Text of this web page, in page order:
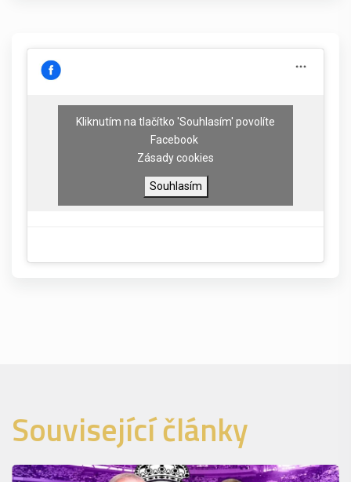
Kliknutím na tlačítko 'Souhlasím' povolíte
Facebook
Zásady cookies
Souhlasím
Související články